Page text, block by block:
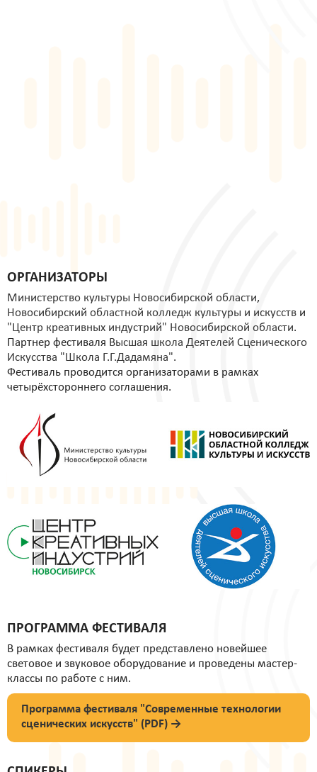
ОРГАНИЗАТОРЫ
Министерство культуры Новосибирской области,
Новосибирский областной колледж культуры и искусств и
"Центр креативных индустрий" Новосибирской области.
Партнер фестиваля Высшая школа Деятелей Сценического
Искусства "Школа Г.Г.Дадамяна".
Фестиваль проводится организаторами в рамках
четырёхстороннего соглашения.
ПРОГРАММА ФЕСТИВАЛЯ
В рамках фестиваля будет представлено новейшее
световое и звуковое оборудование и проведены мастер-
классы по работе с ним.
Программа фестиваля "Современные технологии
сценических искусств" (PDF) →